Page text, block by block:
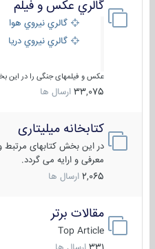
گالري عكس و فيلم
گالري نيروي هوايي
گالري نيروي دريايي
عکس و فیلمهای جنگی را در این
33,075 ارسال ها
کتابخانه میلیتاری
در این بخش کتابهای مرتبط و
معرفی و ارایه می گردد.
2,065 ارسال ها
مقالات برتر
Top Article